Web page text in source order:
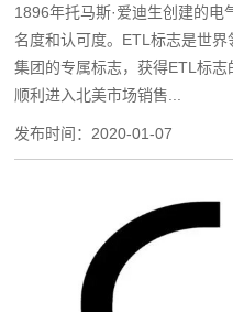
1896年托马斯·爱迪生创建的电
名度和认可度。ETL标志是世
集团的专属标志，获得ETL标
顺利进入北美市场销售...
发布时间： 2020-01-07